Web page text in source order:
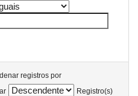
registros por
Registro(s)